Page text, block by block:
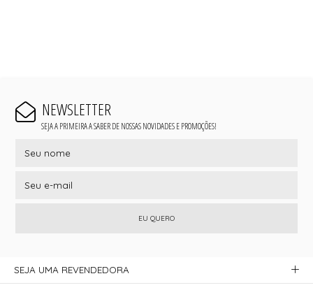
NEWSLETTER
SEJA A PRIMEIRA A SABER DE NOSSAS NOVIDADES E PROMOÇÕES!
EU QUERO
SEJA UMA REVENDEDORA